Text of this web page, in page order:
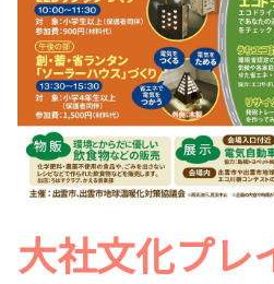
大社文化プレ